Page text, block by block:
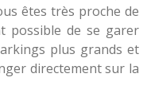
êtes très proche de
possible de se garer
plus grands et
directement sur la